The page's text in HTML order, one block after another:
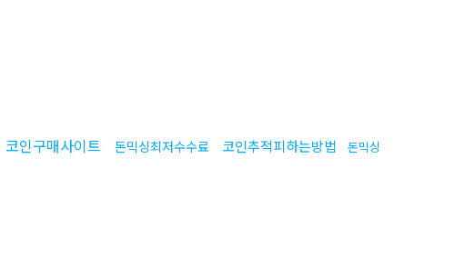
코인구매사이트 돈믹싱최저수수료 코인추적피하는방법 돈믹싱